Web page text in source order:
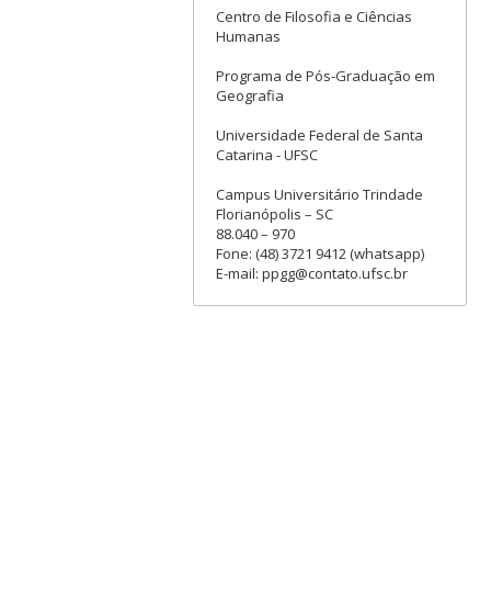
Centro de Filosofia e Ciências
Humanas
Programa de Pós-Graduação em
Geografia
Universidade Federal de Santa
Catarina - UFSC
Campus Universitário Trindade
Florianópolis – SC
88.040 – 970
Fone: (48) 3721 9412 (whatsapp)
E-mail: ppgg@contato.ufsc.br